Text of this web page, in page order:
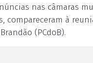
nas câmaras
compareceram à
(PCdoB).